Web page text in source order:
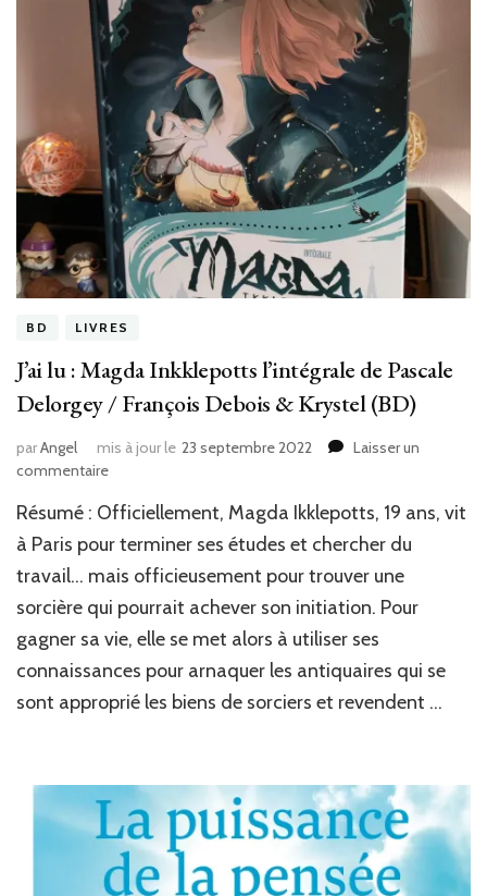
BD LIVRES
J’ai lu : Magda Inkklepotts l’intégrale de Pascale
Delorgey / François Debois & Krystel (BD)
parAngel mis à jour le 23 septembre 2022
Laisser un
commentairesur
lu
:
Inkklepotts
l’intégrale
de
Pascale
Delorgey
/
Krystel
(BD)
Résumé : Officiellement, Magda Ikklepotts, 19 ans, vit
à Paris pour terminer ses études et chercher du
travail… mais officieusement pour trouver une
sorcière qui pourrait achever son initiation. Pour
gagner sa vie, elle se met alors à utiliser ses
connaissances pour arnaquer les antiquaires qui se
sont approprié les biens de sorciers et revendent …